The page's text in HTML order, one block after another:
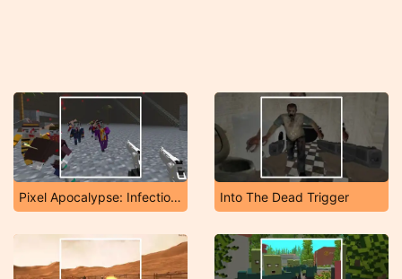
Pixel Apocalypse: Infection Begin Into The Dead Trigger